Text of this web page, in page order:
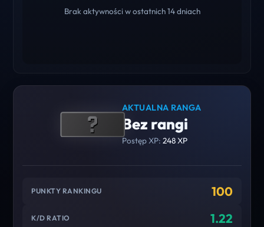
Brak aktywności w ostatnich 14 dniach
AKTUALNA RANGA
Bez rangi
Postęp XP: 248 XP
PUNKTY RANKINGU 100
K/D RATIO 1.22